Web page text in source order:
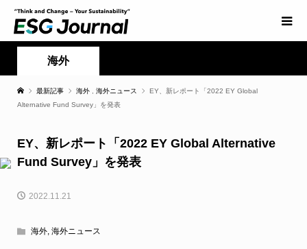
海外
最新記事 海外 海外ニュース
EY、新レポート「2022 EY Global
Alternative Fund Survey」を発表
EY、新レポート「2022 EY Global Alternative
Fund Survey」を発表
2022.11.21
海外, 海外ニュース